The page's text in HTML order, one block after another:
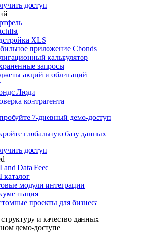
доступ
XLS
приложение Cbonds
калькулятор
запросы
акций и облигаций
Люди
контрагента
7-дневный демо-доступ
глобальную базу данных
доступ
and Data Feed
каталог
модули интеграции
проекты для бизнеса
и качество данных
демо-доступе